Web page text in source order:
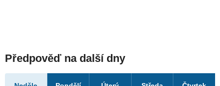
Předpověď na další dny